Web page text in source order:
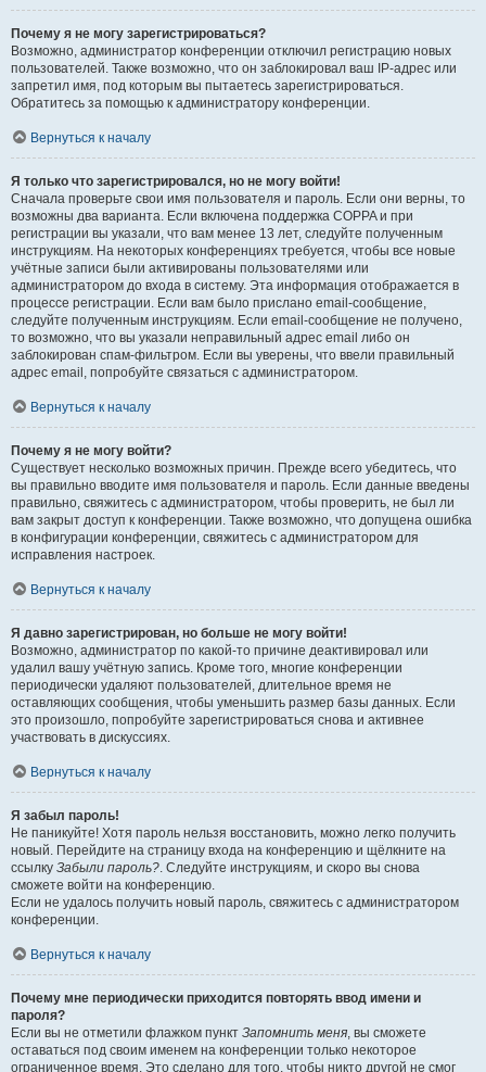
Почему я не могу зарегистрироваться?
Возможно, администратор конференции отключил регистрацию новых
пользователей. Также возможно, что он заблокировал ваш IP-адрес или
запретил имя, под которым вы пытаетесь зарегистрироваться.
Обратитесь за помощью к администратору конференции.
Вернуться к началу
Я только что зарегистрировался, но не могу войти!
Сначала проверьте свои имя пользователя и пароль. Если они верны, то
возможны два варианта. Если включена поддержка COPPA и при
регистрации вы указали, что вам менее 13 лет, следуйте полученным
инструкциям. На некоторых конференциях требуется, чтобы все новые
учётные записи были активированы пользователями или
администратором до входа в систему. Эта информация отображается в
процессе регистрации. Если вам было прислано email-сообщение,
следуйте полученным инструкциям. Если email-сообщение не получено,
то возможно, что вы указали неправильный адрес email либо он
заблокирован спам-фильтром. Если вы уверены, что ввели правильный
адрес email, попробуйте связаться с администратором.
Вернуться к началу
Почему я не могу войти?
Существует несколько возможных причин. Прежде всего убедитесь, что
вы правильно вводите имя пользователя и пароль. Если данные введены
правильно, свяжитесь с администратором, чтобы проверить, не был ли
вам закрыт доступ к конференции. Также возможно, что допущена ошибка
в конфигурации конференции, свяжитесь с администратором для
исправления настроек.
Вернуться к началу
Я давно зарегистрирован, но больше не могу войти!
Возможно, администратор по какой-то причине деактивировал или
удалил вашу учётную запись. Кроме того, многие конференции
периодически удаляют пользователей, длительное время не
оставляющих сообщения, чтобы уменьшить размер базы данных. Если
это произошло, попробуйте зарегистрироваться снова и активнее
участвовать в дискуссиях.
Вернуться к началу
Я забыл пароль!
Не паникуйте! Хотя пароль нельзя восстановить, можно легко получить
новый. Перейдите на страницу входа на конференцию и щёлкните на
ссылку Забыли пароль?. Следуйте инструкциям, и скоро вы снова
сможете войти на конференцию.
Если не удалось получить новый пароль, свяжитесь с администратором
конференции.
Вернуться к началу
Почему мне периодически приходится повторять ввод имени и
пароля?
Если вы не отметили флажком пункт Запомнить меня, вы сможете
оставаться под своим именем на конференции только некоторое
ограниченное время. Это сделано для того, чтобы никто другой не смог